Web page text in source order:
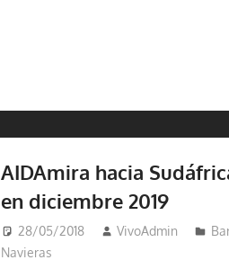
AIDAmira hacia
en diciembre 2019
28/05/2018 VivoAdmin
Navieras